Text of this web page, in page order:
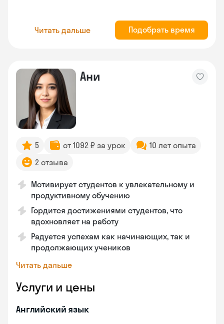
Читать дальше Подобрать время
Ани
5 от 1092 ₽ за урок
10 лет опыта
2 отзыва
Мотивирует студентов к увлекательному и
продуктивному обучению
Гордится достижениями студентов, что
вдохновляет на работу
Радуется успехам как начинающих, так и
продолжающих учеников
Читать дальше
Услуги и цены
Английский язык